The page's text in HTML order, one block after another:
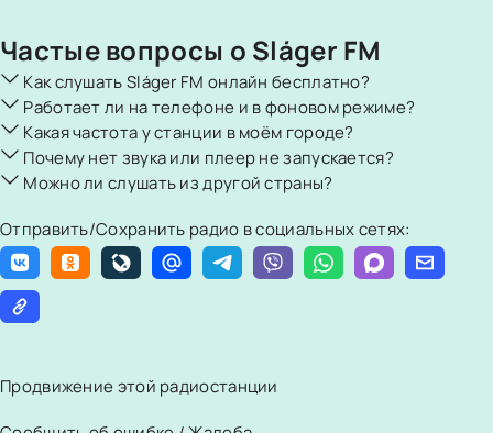
Частые вопросы о Sláger FM
Как слушать Sláger FM онлайн бесплатно?
Работает ли на телефоне и в фоновом режиме?
Какая частота у станции в моём городе?
Почему нет звука или плеер не запускается?
Можно ли слушать из другой страны?
Отправить/Сохранить радио в социальных сетях:
Продвижение этой радиостанции